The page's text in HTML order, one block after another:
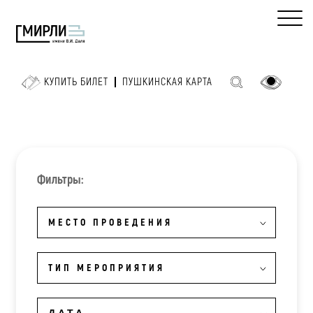
КУПИТЬ БИЛЕТ ПУШКИНСКАЯ КАРТА
Фильтры:
МЕСТО ПРОВЕДЕНИЯ
ТИП МЕРОПРИЯТИЯ